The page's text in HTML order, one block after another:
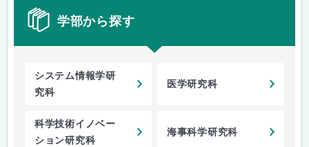
学部から探す
システム情報学研
究科
医学研究科
科学技術イノベー
ション研究科
海事科学研究科